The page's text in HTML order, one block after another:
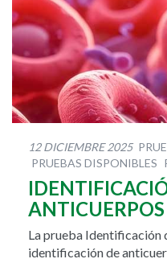
12 DICIEMBRE 2025
PRUEBAS DISPONIBLES
La prueba Identificación
identificación de